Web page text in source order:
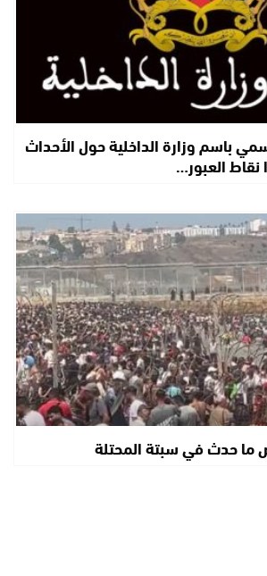
باسم وزارة الداخلية حول الأحداث
نقاط العبور…
حدث في سبتة المحتلة